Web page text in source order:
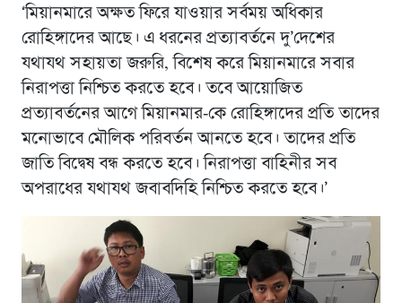
‘মিয়ানমারে অক্ষত ফিরে যাওয়ার সর্বময় অধিকার
রোহিঙ্গাদের আছে। এ ধরনের প্রত্যাবর্তনে দু’দেশের
যথাযথ সহায়তা জরুরি, বিশেষ করে মিয়ানমারে সবার
নিরাপত্তা নিশ্চিত করতে হবে। তবে আয়োজিত
প্রত্যাবর্তনের আগে মিয়ানমার-কে রোহিঙ্গাদের প্রতি তাদের
মনোভাবে মৌলিক পরিবর্তন আনতে হবে। তাদের প্রতি
জাতি বিদ্বেষ বন্ধ করতে হবে। নিরাপত্তা বাহিনীর সব
অপরাধের যথাযথ জবাবদিহি নিশ্চিত করতে হবে।’